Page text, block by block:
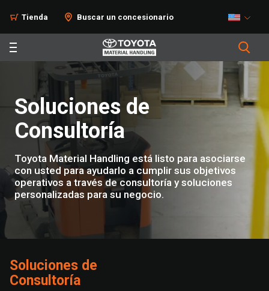
Tienda Buscar un concesionario
Solutiones
Soluciones de
Consultoría
Toyota Material Handling está listo para asociarse
con usted para ayudarlo a cumplir sus objetivos
operativos a través de consultoría y soluciones
personalizadas para su negocio.
Soluciones de
Consultoría